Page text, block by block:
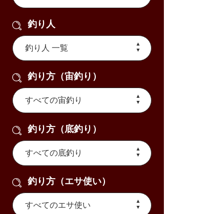
釣り人
釣り方（宙釣り）
釣り方（底釣り）
釣り方（エサ使い）